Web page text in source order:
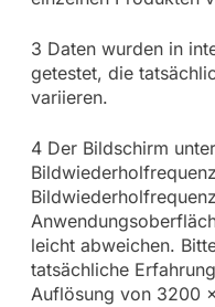
3 Daten wurden in
getestet, die
variieren.
4 Der Bildschirm
leicht abweichen.
tatsächliche
Auflösung von 3200